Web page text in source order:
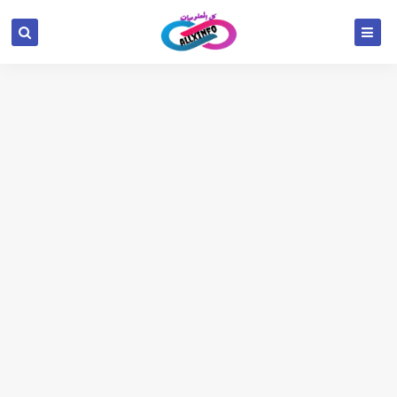
google.com, pub-6654709521456670, DIRECT,
f08c47fec0942fa0